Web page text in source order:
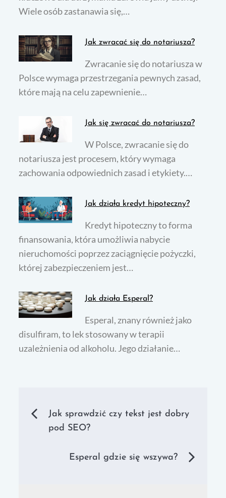
Wiele osób zastanawia się,…
Jak zwracać się do notariusza?
Zwracanie się do notariusza w
Polsce wymaga przestrzegania pewnych zasad,
które mają na celu zapewnienie…
Jak się zwracać do notariusza?
W Polsce, zwracanie się do
notariusza jest procesem, który wymaga
zachowania odpowiednich zasad i etykiety.…
Jak działa kredyt hipoteczny?
Kredyt hipoteczny to forma
finansowania, która umożliwia nabycie
nieruchomości poprzez zaciągnięcie pożyczki,
której zabezpieczeniem jest…
Jak działa Esperal?
Esperal, znany również jako
disulfiram, to lek stosowany w terapii
uzależnienia od alkoholu. Jego działanie…
Nawigacja
Jak sprawdzić czy tekst jest dobry
pod SEO?
Esperal gdzie się wszywa?